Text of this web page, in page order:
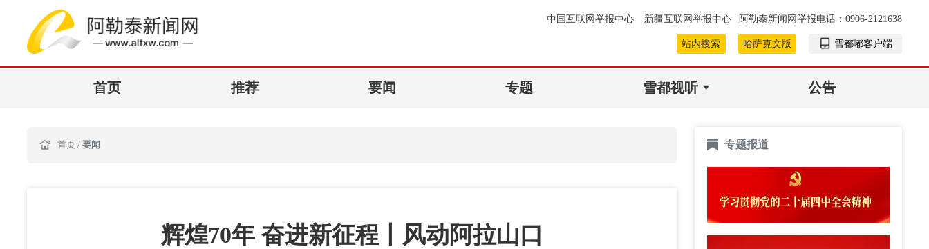
中国互联网举报中心 新疆互联网举报中心 阿勒泰新闻网举报电话：0906-2121638
站内搜索 哈萨克文版 雪都嘟客户端
首页 推荐 要闻 专题 雪都视听 公告
首页 / 要闻
辉煌70年 奋进新征程丨风动阿拉山口
专题报道